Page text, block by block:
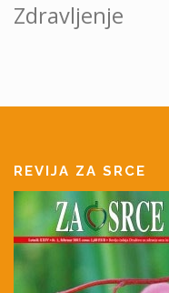
Zdravljenje
REVIJA ZA SRCE